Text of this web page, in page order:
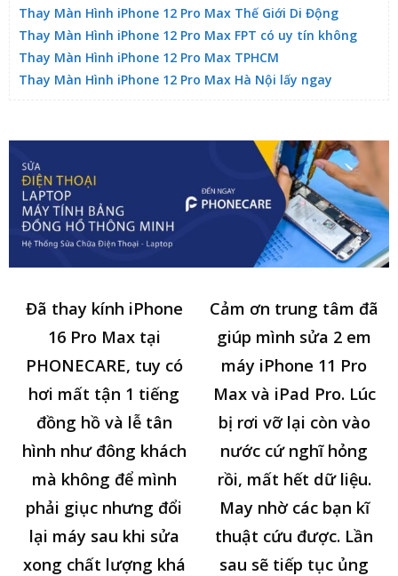
Thay Màn Hình iPhone 12 Pro Max Thế Giới Di Động
Thay Màn Hình iPhone 12 Pro Max FPT có uy tín không
Thay Màn Hình iPhone 12 Pro Max TPHCM
Thay Màn Hình iPhone 12 Pro Max Hà Nội lấy ngay
Đã thay kính iPhone
16 Pro Max tại
PHONECARE, tuy có
hơi mất tận 1 tiếng
đồng hồ và lễ tân
hình như đông khách
mà không để mình
phải giục nhưng đổi
lại máy sau khi sửa
xong chất lượng khá
Cảm ơn trung tâm đã
giúp mình sửa 2 em
máy iPhone 11 Pro
Max và iPad Pro. Lúc
bị rơi vỡ lại còn vào
nước cứ nghĩ hỏng
rồi, mất hết dữ liệu.
May nhờ các bạn kĩ
thuật cứu được. Lần
sau sẽ tiếp tục ủng